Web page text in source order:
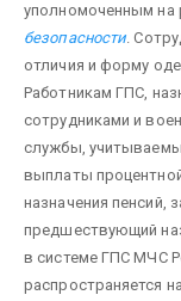
уполномоченным на
безопасности.
отли­чия и форму
Работникам ГПС,
сотрудниками и
службы,
выплаты
назначения пенсий,
предшествующий
в системе ГПС МЧС
распространяется